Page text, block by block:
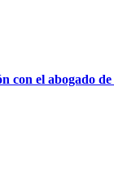
con el abogado